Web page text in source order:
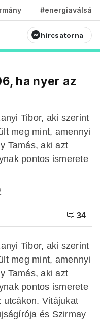
#energiaválság
hírcsatorna
ha nyer az
Tibor, aki szerint
meg mint, amennyi
Tamás, aki azt
pontos ismerete
34
Tibor, aki szerint
meg mint, amennyi
Tamás, aki azt
pontos ismerete
utcákon. Vitájukat
és Szirmay